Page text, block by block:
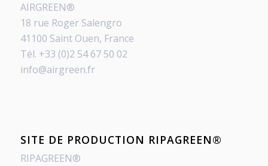
AIRGREEN®
18 rue Roger Salengro
41100 Saint Ouen, France
Tél. +33 (0)2 54 67 50 02
info@airgreen.fr
SITE DE PRODUCTION RIPAGREEN®
RIPAGREEN®